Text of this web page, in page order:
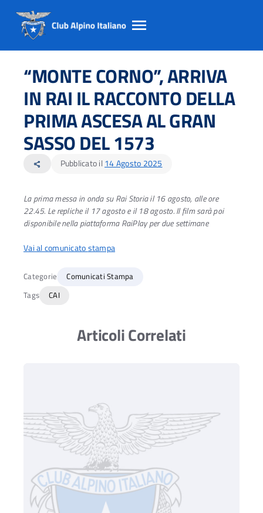
Salta
contento
principale
Salta
Salta
“MONTE CORNO”, ARRIVA
IN RAI IL RACCONTO DELLA
PRIMA ASCESA AL GRAN
SASSO DEL 1573
share Pubblicato il 14 Agosto 2025
La prima messa in onda su Rai Storia il 16 agosto, alle ore
22.45. Le repliche il 17 agosto e il 18 agosto. Il film sarà poi
disponibile nella piattaforma RaiPlay per due settimane
Vai al comunicatostampa
Categorie
Comunicati Stampa
Tags
CAI
Articoli Correlati